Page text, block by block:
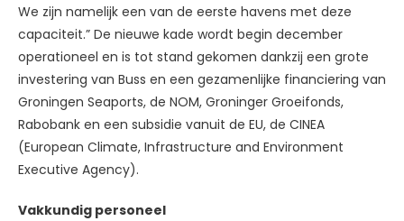
We zijn namelijk een van de eerste havens met deze
capaciteit.” De nieuwe kade wordt begin december
operationeel en is tot stand gekomen dankzij een grote
investering van Buss en een gezamenlijke financiering van
Groningen Seaports, de NOM, Groninger Groeifonds,
Rabobank en een subsidie vanuit de EU, de CINEA
(European Climate, Infrastructure and Environment
Executive Agency).
Vakkundig personeel